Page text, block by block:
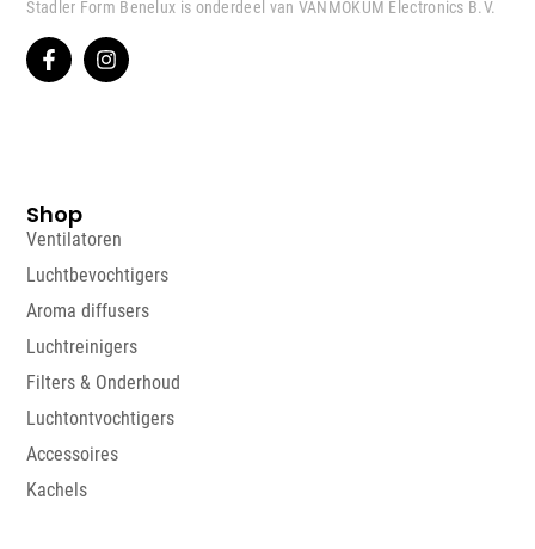
Stadler Form Benelux is onderdeel van VANMOKUM Electronics B.V.
Shop
Ventilatoren
Luchtbevochtigers
Aroma diffusers
Luchtreinigers
Filters & Onderhoud
Luchtontvochtigers
Accessoires
Kachels